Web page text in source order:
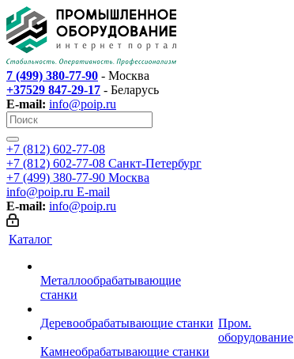
7 (499) 380-77-90 - Москва
+37529 847-29-17 - Беларусь
E-mail: info@poip.ru
+7 (812) 602-77-08
+7 (812) 602-77-08 Санкт-Петербург
+7 (499) 380-77-90 Москва
info@poip.ru E-mail
E-mail: info@poip.ru
Каталог
Металлообрабатывающие
станки
Деревообрабатывающие станки
Камнеобрабатывающие станки
Пром.
оборудование